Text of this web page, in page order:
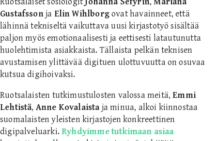
Gustafssonja Elin Wihlborgovat havainneet, että
lähinnä tekniseltä vaikuttava uusi kirjastotyö sisältää
paljon myös emotionaalisesti ja eettisesti latautunutta
huolehtimista asiakkaista. Tällaista pelkän teknisen
avustamisen ylittävää digituen ulottuvuutta on osuvaa
kutsua digihoivaksi.
Ruotsalaisten tutkimustulosten valossa meitä,Emmi
Lehtistä, Anne Kovalaistaja minua, alkoi kiinnostaa
suomalaisten yleisten kirjastojen konkreettinen
digipalveluarki.Ryhdyimme tutkimaan asiaa